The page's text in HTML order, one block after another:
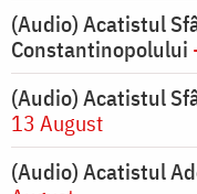
(Audio) Acatistul
Constantinopolului
(Audio) Acatistul
13 August
(Audio) Acatistul